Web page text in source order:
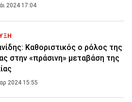
2024 17:04
Καθοριστικός ο ρόλος της
στην «πράσινη» μεταβάση της
2024 15:55